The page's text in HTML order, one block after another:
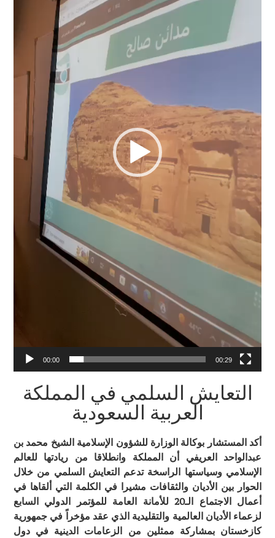
00:00 00:29
التعايش السلمي في المملكة
العربية السعودية
أكد المستشار بوكالة الوزارة للشؤون الإسلامية الشيخ محمد بن
عبدالواحد العريفي أن المملكة وانطلاقا من ريادتها للعالم
الإسلامي وسياستها الراسخة تدعم التعايش السلمي من خلال
الحوار بين الأديان والثقافات مشيرا في الكلمة التي ألقاها في
أعمال الاجتماع الـ20 للأمانة العامة للمؤتمر الدولي السابع
لزعماء الأديان العالمية والتقليدية الذي عقد مؤخراً في جمهورية
كازخستان بمشاركة ممثلين من الزعامات الدينية في دول